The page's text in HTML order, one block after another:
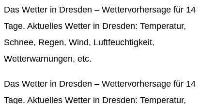
Das Wetter in Dresden – Wettervorhersage für 14
Tage. Aktuelles Wetter in Dresden: Temperatur,
Schnee, Regen, Wind, Luftfeuchtigkeit,
Wetterwarnungen, etc.
Das Wetter in Dresden – Wettervorhersage für 14
Tage. Aktuelles Wetter in Dresden: Temperatur,